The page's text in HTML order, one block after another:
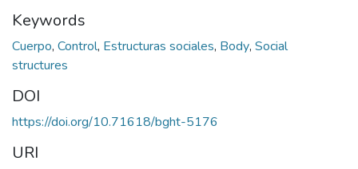
Keywords
Cuerpo, Control, Estructuras sociales, Body, Social
structures
DOI
https://doi.org/10.71618/bght-5176
URI